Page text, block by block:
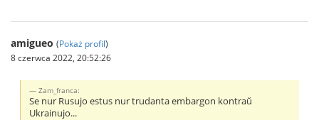
amigueo (Pokaż profil)
8 czerwca 2022, 20:52:26
Zam_franca:
Se nur Rusujo estus nur trudanta embargon kontraŭ
Ukrainujo...